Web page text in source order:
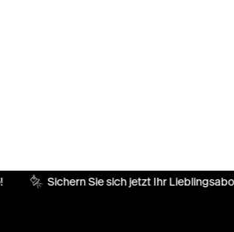
Sichern Sie sich jetzt Ihr Lieblingsabo!